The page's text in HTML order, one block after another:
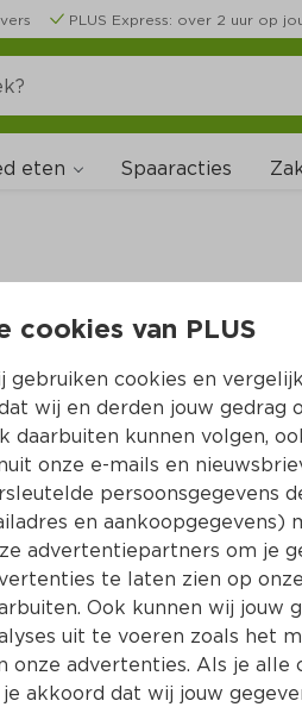
PLUS Express: over 2 uur op
eten Spaaracties
vijgensaus
cookies van PLUS
gebruiken cookies en
wij en derden jouw gedrag
daarbuiten kunnen volgen,
onze e-mails en
persoonsgegevens
en aankoopgegevens)
advertentiepartners om je
te laten zien op
Ook kunnen wij jouw
uit te voeren zoals het
onze advertenties. Als je alle
je akkoord dat wij jouw